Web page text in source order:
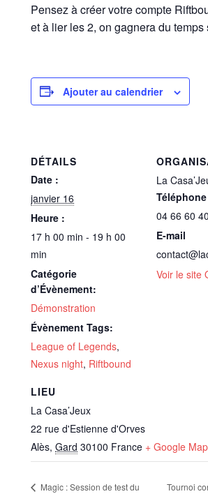
Pensez à créer votre compte
et à lier les 2, on gagnera du temps
Ajouter au calendrier
DÉTAILS
Date :
janvier 16
Heure :
17 h 00 min - 19 h 00
min
Catégorie
d’Évènement:
Démonstration
Évènement Tags:
League of Legends,
Nexus night, Riftbound
LIEU
La Casa’Jeux
22 rue d'Estienne d'Orves
Alès, Gard 30100 France + Google Map
La
Téléphone
04 66 60
E-mail
Voir le site
Magic : Session de test du Tournoi